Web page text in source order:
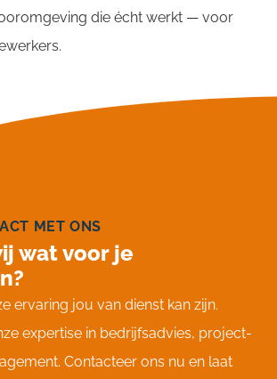
die écht werkt — voor
MET ONS
wat voor je
ervaring jou van dienst kan zijn.
expertise in bedrijfsadvies, project-
Contacteer ons nu en laat